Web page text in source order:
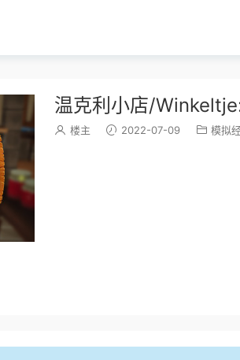
温克利小店/
楼主 2022-07-09 模拟